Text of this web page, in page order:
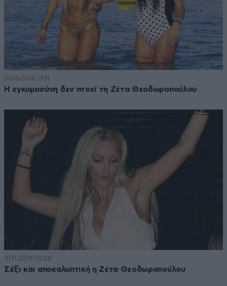
11·08·2015 19:11
Η εγκυμοσύνη δεν πτοεί τη Ζέτα Θεοδωροπούλου
21·11·2014 10:28
Σέξι και αποκαλυπτική η Ζέτα Θεοδωροπούλου